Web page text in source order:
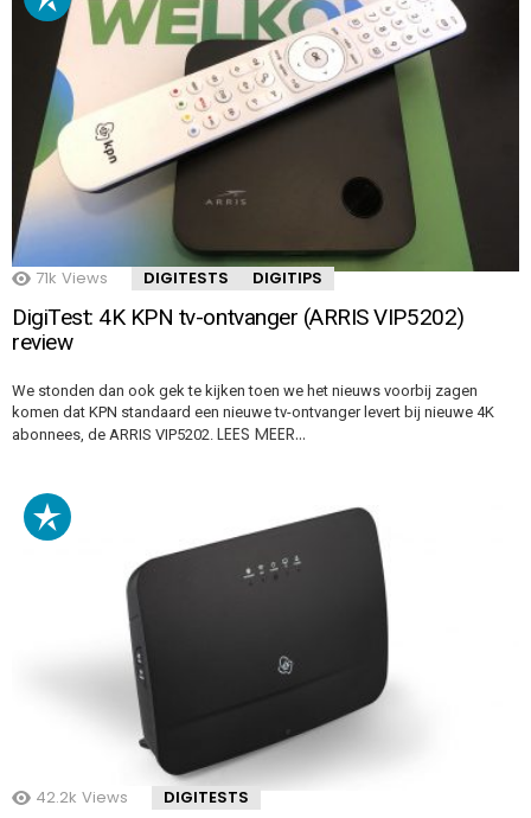
71k Views DIGITESTS DIGITIPS
DigiTest: 4K KPN tv-ontvanger (ARRIS VIP5202)
review
We stonden dan ook gek te kijken toen we het nieuws voorbij zagen
komen dat KPN standaard een nieuwe tv-ontvanger levert bij nieuwe 4K
abonnees, de ARRIS VIP5202. LEES MEER…
42.2k Views DIGITESTS